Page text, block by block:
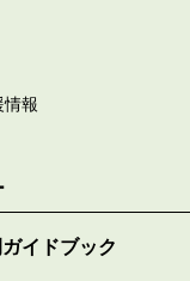
情報
イドブック